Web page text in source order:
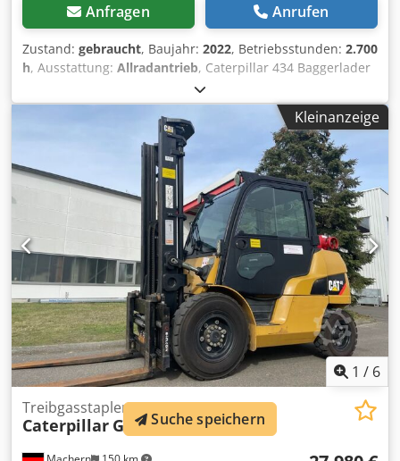
Anfragen Anrufen
Zustand: gebraucht, Baujahr: 2022, Betriebsstunden: 2.700
h, Ausstattung: Allradantrieb, Caterpillar 434 Baggerlader
Crsdpfx Aszr Tqwenijf 2700 Stunden * Modellnummer: 434
* Baujahr: 2022 * Betriebsgewicht: 9.520 kg * Top Zustand
Kleinanzeige
1 / 6
Treibgasstapler
Caterpillar GP40NSuche speichern